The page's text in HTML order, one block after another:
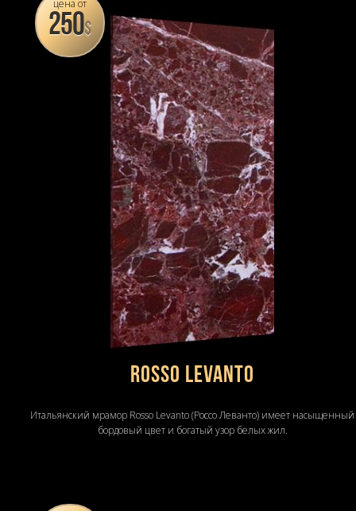
цена от
250$
Rosso Levanto
Итальянский мрамор Rosso Levanto (Россо Леванто) имеет насыщенный
бордовый цвет и богатый узор белых жил.